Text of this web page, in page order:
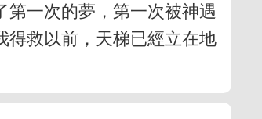
第一次的夢，第一次被神遇
得救以前，天梯已經立在地